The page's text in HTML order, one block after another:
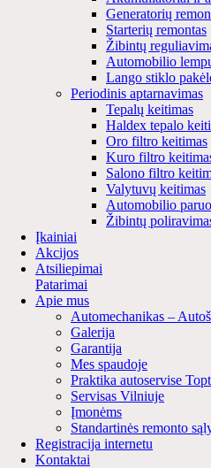
Generatorių
Starterių remontas
Žibintų
Automobilio
Lango stiklo
Periodinis aptarnavimas
Tepalų keitimas
Haldex tepalo
Oro filtro keitimas
Kuro filtro
Salono filtro
Valytuvų keitimas
Automobilio
Žibintų
Įkainiai
Akcijos
Atsiliepimai
Patarimai
Apie mus
Automechanikas –
Galerija
Garantija
Mes spaudoje
Praktika autoservise
Servisas Vilniuje
Įmonėms
Standartinės remonto
Registracija internetu
Kontaktai